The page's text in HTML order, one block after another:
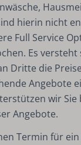
hierin nicht
Full Service
Es versteht
Dritte die
Angebote
wir Sie
Angebote.
Termin für